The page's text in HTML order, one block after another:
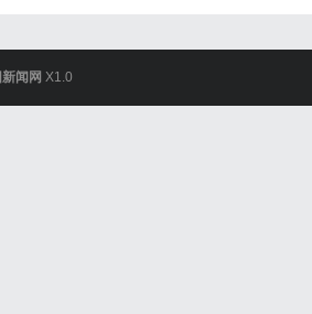
闻网 X1.0